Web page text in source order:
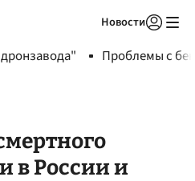
Новости
Проблемы с
в России и